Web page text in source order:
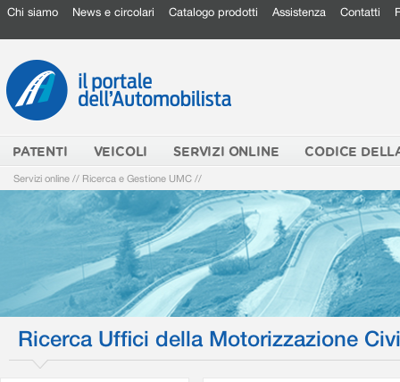
Chi siamo News e circolari Catalogo prodotti Assistenza Contatti
PATENTI VEICOLI SERVIZI ONLINE CODICE
Servizi online // Ricerca e Gestione UMC //
Ricerca Uffici della Motorizzazione